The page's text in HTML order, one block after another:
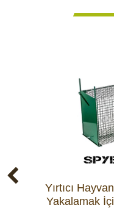
Yırtıcı
Yakalamak